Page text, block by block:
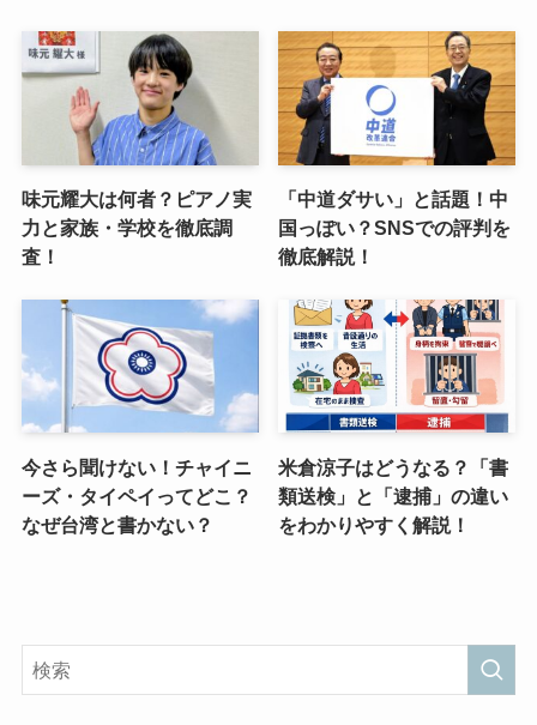
味元耀大は何者？ピアノ実
力と家族・学校を徹底調
査！
「中道ダサい」と話題！中
国っぽい？SNSでの評判を
徹底解説！
今さら聞けない！チャイニ
ーズ・タイペイってどこ？
なぜ台湾と書かない？
米倉涼子はどうなる？「書
類送検」と「逮捕」の違い
をわかりやすく解説！